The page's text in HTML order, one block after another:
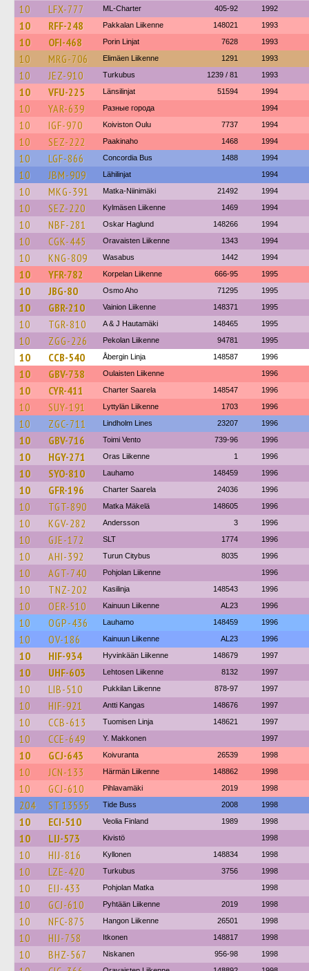
10 LFX-777 ML-Charter 405-92 1992
10 RFF-248 Pakkalan Liikenne 148021 1993
10 OFI-468 Porin Linjat 7628 1993
10 MRG-706 Elimäen Liikenne 1291 1993
10 JEZ-910 Turkubus 1239 / 81 1993
10 VFU-225 Länsilinjat 51594 1994
10 YAR-639 Разные города 1994
10 IGF-970 Koiviston Oulu 7737 1994
10 SEZ-222 Paakinaho 1468 1994
10 LGF-866 Concordia Bus 1488 1994
10 JBM-909 Lähilinjat 1994
10 MKG-391 Matka-Niinimäki 21492 1994
10 SEZ-220 Kylmäsen Liikenne 1469 1994
10 NBF-281 Oskar Haglund 148266 1994
10 CGK-445 Oravaisten Liikenne 1343 1994
10 KNG-809 Wasabus 1442 1994
10 YFR-782 Korpelan Liikenne 666-95 1995
10 JBG-80 Osmo Aho 71295 1995
10 GBR-210 Vainion Liikenne 148371 1995
10 TGR-810 A & J Hautamäki 148465 1995
10 ZGG-226 Pekolan Liikenne 94781 1995
10 CCB-540 Åbergin Linja 148587 1996
10 GBV-738 Oulaisten Liikenne 1996
10 CYR-411 Charter Saarela 148547 1996
10 SUY-191 Lyttylän Liikenne 1703 1996
10 ZGC-711 Lindholm Lines 23207 1996
10 GBV-716 Toimi Vento 739-96 1996
10 HGY-271 Oras Liikenne 1 1996
10 SYO-810 Lauhamo 148459 1996
10 GFR-196 Charter Saarela 24036 1996
10 TGT-890 Matka Mäkelä 148605 1996
10 KGV-282 Andersson 3 1996
10 GJE-172 SLT 1774 1996
10 AHI-392 Turun Citybus 8035 1996
10 AGT-740 Pohjolan Liikenne 1996
10 TNZ-202 Kasilinja 148543 1996
10 OER-510 Kainuun Liikenne AL23 1996
10 OGP-436 Lauhamo 148459 1996
10 OV-186 Kainuun Liikenne AL23 1996
10 HIF-934 Hyvinkään Liikenne 148679 1997
10 UHF-603 Lehtosen Liikenne 8132 1997
10 LIB-510 Pukkilan Liikenne 878-97 1997
10 HIF-921 Antti Kangas 148676 1997
10 CCB-613 Tuomisen Linja 148621 1997
10 CCE-649 Y. Makkonen 1997
10 GCJ-643 Koivuranta 26539 1998
10 JCN-133 Härmän Liikenne 148862 1998
10 GCJ-610 Pihlavamäki 2019 1998
204 ST 13555 Tide Buss 2008 1998
10 ECI-510 Veolia Finland 1989 1998
10 LIJ-573 Kivistö 1998
10 HIJ-816 Kyllonen 148834 1998
10 LZE-420 Turkubus 3756 1998
10 EIJ-433 Pohjolan Matka 1998
10 GCJ-610 Pyhtään Liikenne 2019 1998
10 NFC-875 Hangon Liikenne 26501 1998
10 HIJ-758 Itkonen 148817 1998
10 BHZ-567 Niskanen 956-98 1998